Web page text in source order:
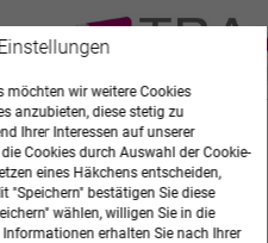
Zum
Ende
der
Bildgalerie
springen
möchten wir weitere Cookies
anzubieten, diese stetig zu
Ihrer Interessen auf unserer
Cookies durch Auswahl der Cookie-
eines Häkchens entscheiden,
"Speichern" bestätigen Sie diese
wählen, willigen Sie in die
erhalten Sie nach Ihrer